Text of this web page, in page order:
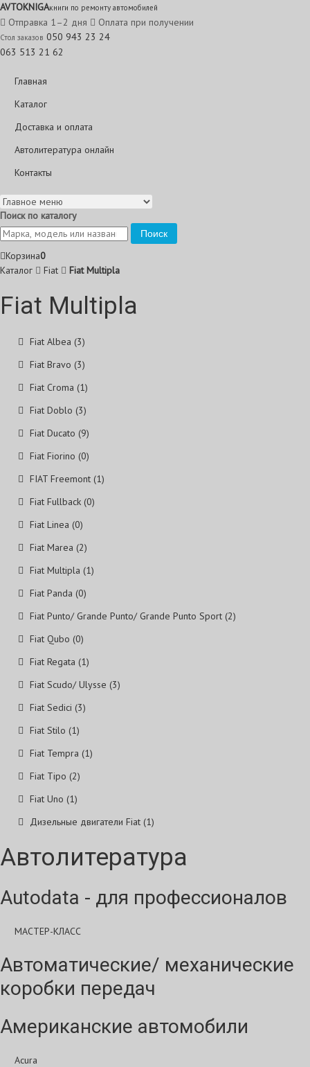
AVTOKNIGAкниги по ремонту автомобилей
Отправка 1–2 дня Оплата при получении
Стол заказов 050 943 23 24
063 513 21 62
Главная
Каталог
Доставка и оплата
Автолитература онлайн
Контакты
Поиск по каталогу
Поиск
Корзина0
Каталог
Fiat Fiat Multipla
Fiat Multipla
Fiat Albea (3)
Fiat Bravo (3)
Fiat Croma (1)
Fiat Doblo (3)
Fiat Ducato (9)
Fiat Fiorino (0)
FIAT Freemont (1)
Fiat Fullback (0)
Fiat Linea (0)
Fiat Marea (2)
Fiat Multipla (1)
Fiat Panda (0)
Fiat Punto/ Grande Punto/ Grande Punto Sport (2)
Fiat Qubo (0)
Fiat Regata (1)
Fiat Scudo/ Ulysse (3)
Fiat Sedici (3)
Fiat Stilo (1)
Fiat Tempra (1)
Fiat Tipo (2)
Fiat Uno (1)
Дизельные двигатели Fiat (1)
Автолитература
Autodata - для профессионалов
МАСТЕР-КЛАСС
Автоматические/ механические
коробки передач
Американские автомобили
Acura